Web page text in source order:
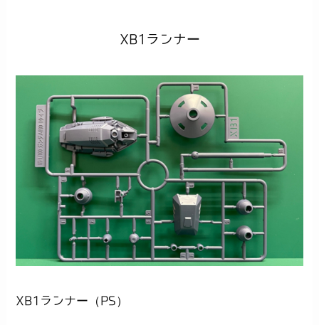
XB1ランナー
XB1ランナー（PS）